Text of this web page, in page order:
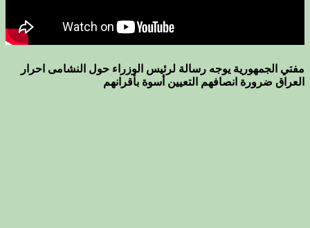
مفتي الجمهورية يوجه رسالة لرئيس الوزراء حول النشامى احرار
العراق ضرورة انصافهم التعيين أسوة بأقرانهم